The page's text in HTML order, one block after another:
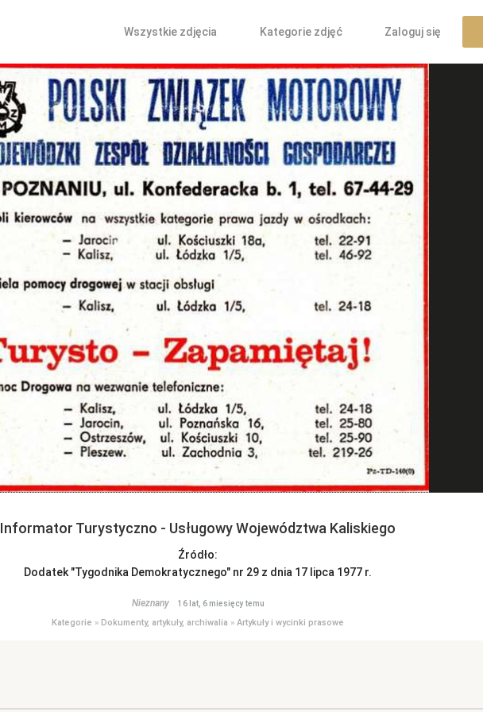
Wszystkie zdjęcia Kategorie zdjęć Zaloguj się
Informator Turystyczno - Usługowy Województwa Kaliskiego
Źródło:
Dodatek "Tygodnika Demokratycznego" nr 29 z dnia 17 lipca 1977 r.
Nieznany 16 lat, 6 miesięcy temu
Kategorie » Dokumenty, artykuły, archiwalia » Artykuły i wycinki prasowe